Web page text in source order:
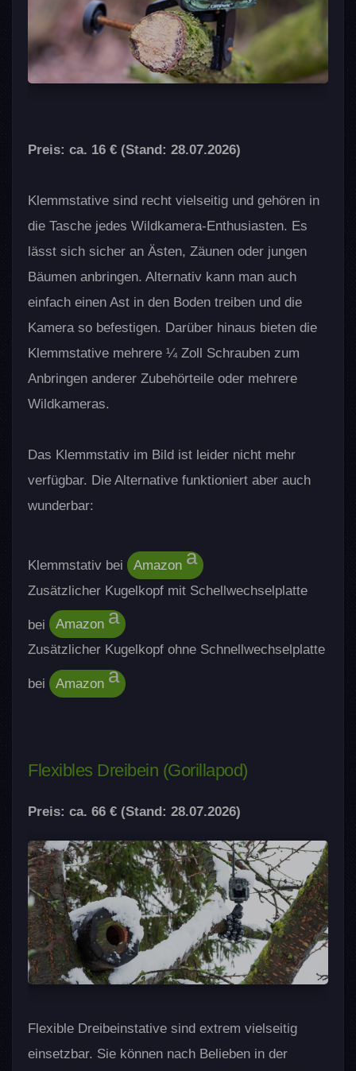
Preis: ca. 16 € (Stand: 28.07.2026)
Klemmstative sind recht vielseitig und gehören in
die Tasche jedes Wildkamera-Enthusiasten. Es
lässt sich sicher an Ästen, Zäunen oder jungen
Bäumen anbringen. Alternativ kann man auch
einfach einen Ast in den Boden treiben und die
Kamera so befestigen. Darüber hinaus bieten die
Klemmstative mehrere ¼ Zoll Schrauben zum
Anbringen anderer Zubehörteile oder mehrere
Wildkameras.
Das Klemmstativ im Bild ist leider nicht mehr
verfügbar. Die Alternative funktioniert aber auch
wunderbar:
Klemmstativ bei
Amazon
Zusätzlicher Kugelkopf mit Schellwechselplatte
bei
Amazon
Zusätzlicher Kugelkopf ohne Schnellwechselplatte
bei Amazon
Flexibles Dreibein (Gorillapod)
Preis: ca. 66 € (Stand: 28.07.2026)
Flexible Dreibeinstative sind extrem vielseitig
einsetzbar. Sie können nach Belieben in der